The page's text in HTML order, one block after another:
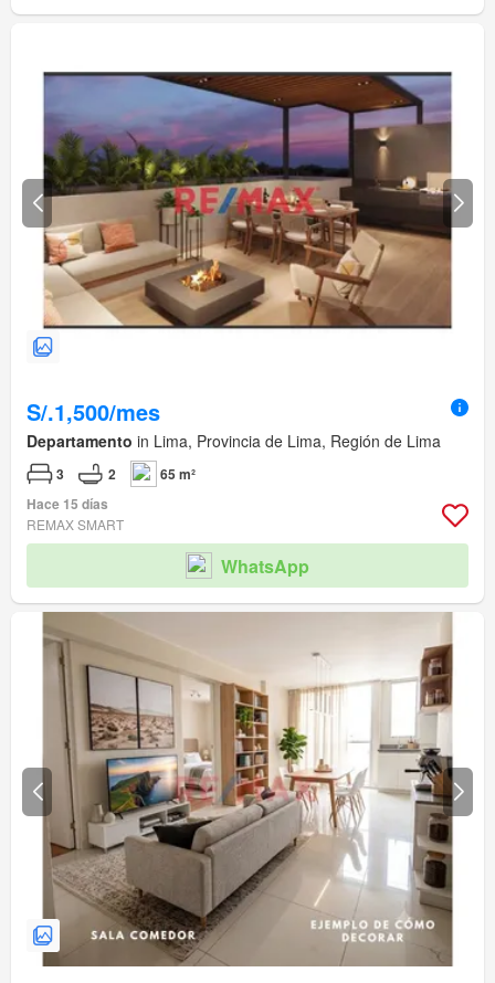
S/.1,500/mes
Departamento in Lima, Provincia de Lima, Región de Lima
3 2
65 m²
Hace 15 días
REMAX SMART
WhatsApp